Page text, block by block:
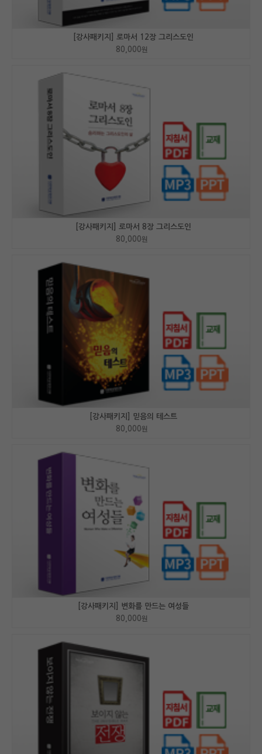
[강사패키지] 로마서 12장 그리스도인
80,000원
[강사패키지] 로마서 8장 그리스도인
80,000원
[강사패키지] 믿음의 테스트
80,000원
[강사패키지] 변화를 만드는 여성들
80,000원